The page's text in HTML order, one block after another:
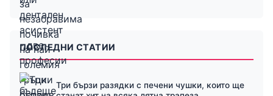
ПОСЛЕДНИ СТАТИИ
Три бързи разядки с печени чушки, които ще